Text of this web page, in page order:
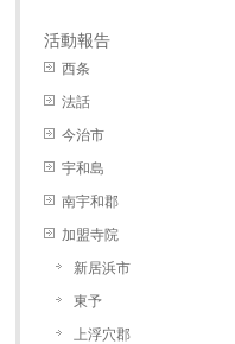
活動報告
西条
法話
今治市
宇和島
南宇和郡
加盟寺院
新居浜市
東予
上浮穴郡